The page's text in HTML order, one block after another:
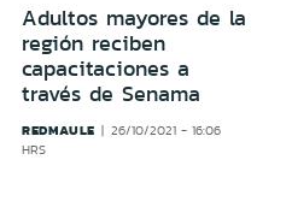
Adultos mayores de la
región reciben
capacitaciones a
través de Senama
REDMAULE
26/10/2021 - 16:06
HRS